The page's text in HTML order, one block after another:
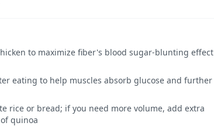
to maximize fiber's blood sugar-blunting effect
eating to help muscles absorb glucose and further
rice or bread; if you need more volume, add extra
quinoa